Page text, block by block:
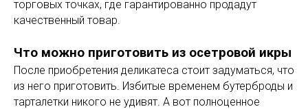
торговых точках, где гарантированно продадут
качественный товар.
Что можно приготовить из осетровой икры
После приобретения деликатеса стоит задуматься, что
из него приготовить. Избитые временем бутерброды и
тарталетки никого не удивят. А вот полноценное